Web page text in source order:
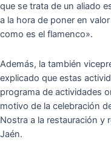
que se trata de un aliado
a la hora de poner en
como es el flamenco».
Además, la también
explicado que estas
programa de actividades
motivo de la celebración
Nostra a la restauración y
Jaén.